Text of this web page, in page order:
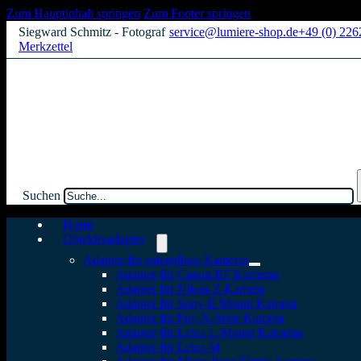
Zum Hauptinhalt springen Zum Footer springen
Siegward Schmitz - Fotograf service@lumiere-shop.de+49 (0)
Merkzettel
Suchen
Home
Objektivadapter
Adapter für spiegellose Kameras
Adapter für Canon RF Kameras
Adapter für Nikon Z Kamera
Adapter für Sony-E Mount Kamera
Adapter für Fuji X-Serie Kamera
Adapter für Leica L-Mount Kameras
Adapter für Leica M